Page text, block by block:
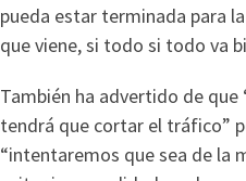
pueda estar terminada para
que viene, si todo si todo va
También ha advertido de que
tendrá que cortar el tráfico”
“intentaremos que sea de la